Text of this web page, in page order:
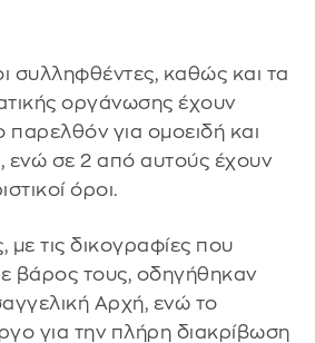
συλληφθέντες, καθώς και τα
οργάνωσης έχουν
για ομοειδή και
ενώ σε 2 από αυτούς έχουν
όροι.
με τις δικογραφίες που
βάρος τους, οδηγήθηκαν
Αρχή, ενώ το
για την πλήρη διακρίβωση